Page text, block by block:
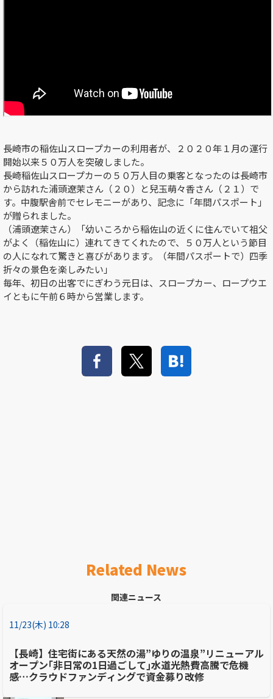
長崎市の稲佐山スロープカーの利用者が、２０２０年１月の運行
開始以来５０万人を突破しました。
長崎稲佐山スロープカーの５０万人目の乗客となったのは長崎市
から訪れた浦頭遼茉さん（２０）と兒玉萌々香さん（２１）で
す。中腹駅舎前でセレモニーがあり、記念に「年間パスポート」
が贈られました。
（浦頭遼茉さん）「幼いころから稲佐山の近くに住んでいて祖父
がよく（稲佐山に）連れてきてくれたので、５０万人という節目
の人になれて驚きと喜びがあります。（年間パスポートで）四季
折々の景色を楽しみたい」
毎年、初日の出客でにぎわう元日は、スロープカー、ロープウエ
イともに午前６時から営業します。
Related News
関連ニュース
11/23(木) 10:28
【長崎】住宅街にある天然の湯”ゆりの温泉”リニューアル
オープン｢非日常の1日過ごして｣水道光熱費高騰で危機
感…クラウドファンディングで資金募り改修